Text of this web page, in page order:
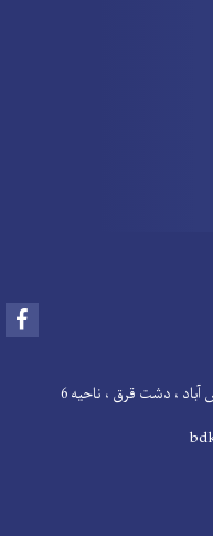
، دشت قرق ، ناحیه 6